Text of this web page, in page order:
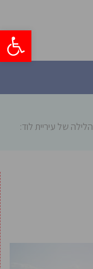
פתח
של עיריית לוד: